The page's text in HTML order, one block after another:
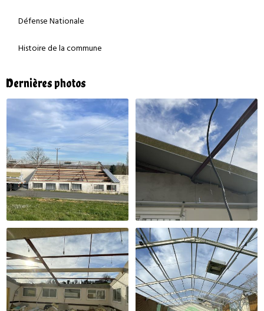
Défense Nationale
Histoire de la commune
Dernières photos